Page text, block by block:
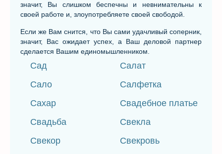
значит, Вы слишком беспечны и невнимательны к
своей работе и, злоупотребляете своей свободой.
Если же Вам снится, что Вы сами удачливый соперник,
значит, Вас ожидает успех, а Ваш деловой партнер
сделается Вашим единомышленником.
Сад
Салат
Сало
Салфетка
Сахар
Свадебное платье
Свадьба
Свекла
Свекор
Свекровь